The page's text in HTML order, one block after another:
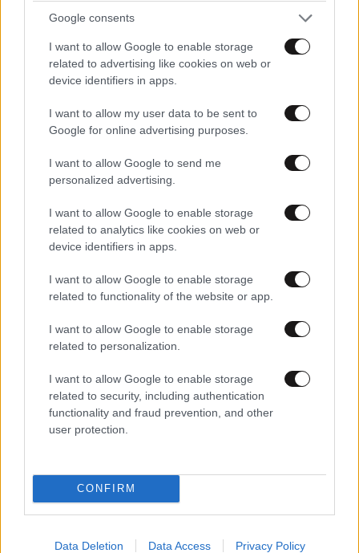
Google consents
I want to allow Google to enable storage
related to advertising like cookies on web or
device identifiers in apps.
I want to allow my user data to be sent to
Google for online advertising purposes.
I want to allow Google to send me
personalized advertising.
I want to allow Google to enable storage
related to analytics like cookies on web or
device identifiers in apps.
I want to allow Google to enable storage
related to functionality of the website or app.
I want to allow Google to enable storage
related to personalization.
I want to allow Google to enable storage
related to security, including authentication
functionality and fraud prevention, and other
user protection.
CONFIRM
Data Deletion Data Access Privacy Policy
«Δύο Μαύρα Πουκάμισα»: Κυκλοφόρησε το
πρώτο τρέιλερ της νέας δραματικής σειράς του
Ακολουθήστε το NEWSBEASTστοGoogle News
και μάθετε πρώτοι όλες τις ειδήσεις